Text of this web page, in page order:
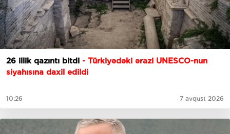
26 illik qazıntı bitdi - Türkiyədəki ərazi UNESCO-nun
siyahısına daxil edildi
10:26 7 avqust 2026